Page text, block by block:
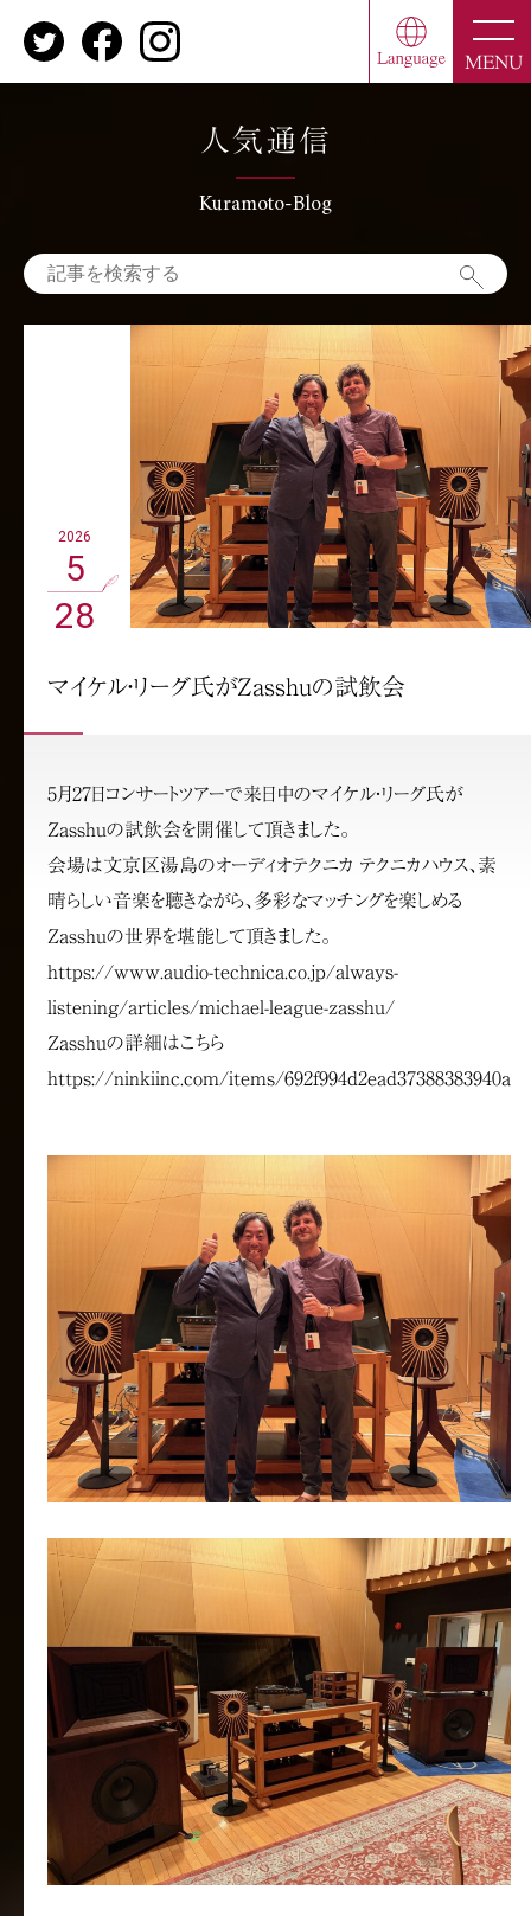
MENU
人気通信
Kuramoto-Blog
2026
5
28
マイケル・リーグ氏がZasshuの試飲会
5月27日コンサートツアーで来日中のマイケル・リーグ氏が
Zasshuの試飲会を開催して頂きました。
会場は文京区湯島のオーディオテクニカ テクニカハウス、素
晴らしい音楽を聴きながら、多彩なマッチングを楽しめる
Zasshuの世界を堪能して頂きました。
https://www.audio-technica.co.jp/always-
listening/articles/michael-league-zasshu/
Zasshuの詳細はこちら
https://ninkiinc.com/items/692f994d2ead37388383940a